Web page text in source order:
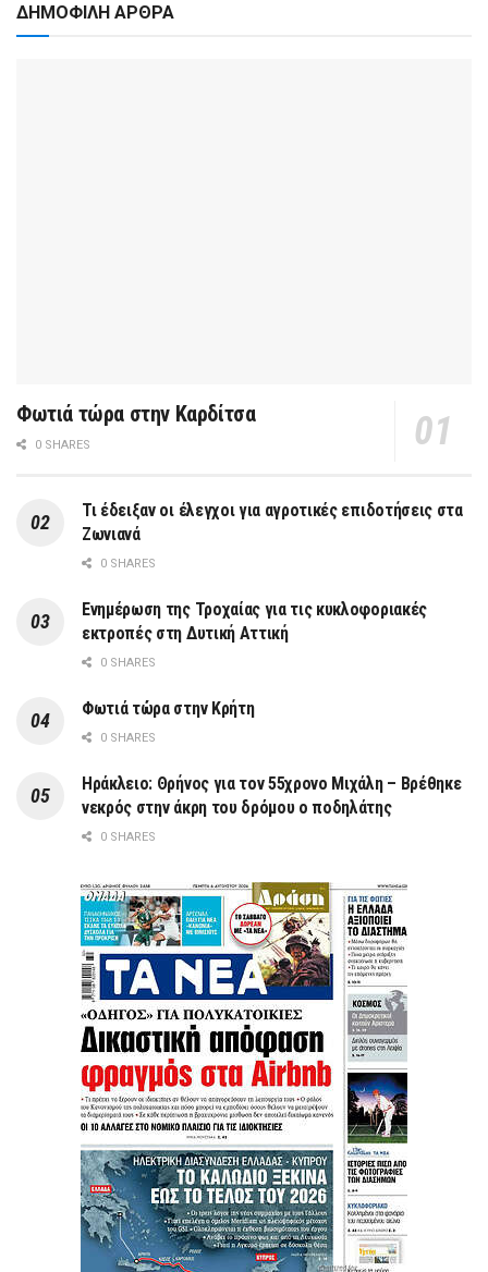
ΔΗΜΟΦΙΛΗ ΑΡΘΡΑ
Φωτιά τώρα στην Καρδίτσα
0 SHARES
Τι έδειξαν οι έλεγχοι για αγροτικές επιδοτήσεις στα
Ζωνιανά
0 SHARES
Ενημέρωση της Τροχαίας για τις κυκλοφοριακές
εκτροπές στη Δυτική Αττική
0 SHARES
Φωτιά τώρα στην Κρήτη
0 SHARES
Ηράκλειο: Θρήνος για τον 55χρονο Μιχάλη – Βρέθηκε
νεκρός στην άκρη του δρόμου ο ποδηλάτης
0 SHARES